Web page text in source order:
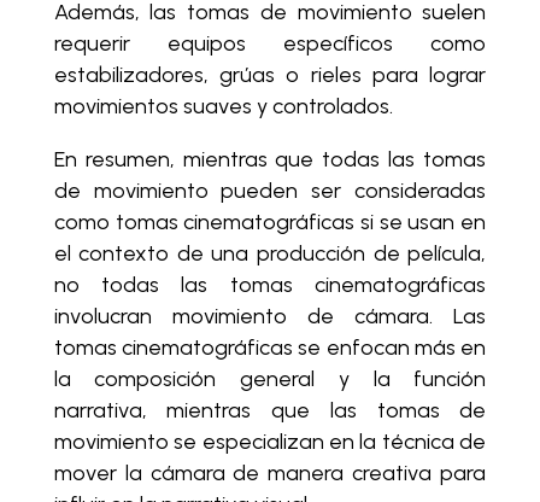
Además, las tomas de movimiento suelen
requerir equipos específicos como
estabilizadores, grúas o rieles para lograr
movimientos suaves y controlados.
En resumen, mientras que todas las tomas
de movimiento pueden ser consideradas
como tomas cinematográficas si se usan en
el contexto de una producción de película,
no todas las tomas cinematográficas
involucran movimiento de cámara. Las
tomas cinematográficas se enfocan más en
la composición general y la función
narrativa, mientras que las tomas de
movimiento se especializan en la técnica de
mover la cámara de manera creativa para